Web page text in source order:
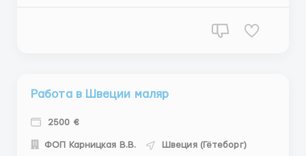
Работа в Швеции маляр
2500 €
ФОП Карницкая В.В. Швеция (Гётеборг)